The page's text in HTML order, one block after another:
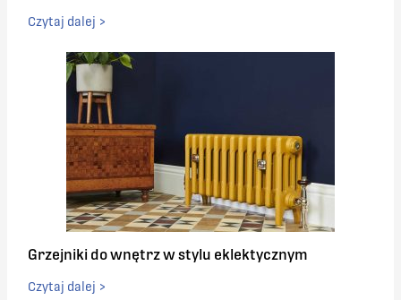
Czytaj dalej >
Grzejniki do wnętrz w stylu eklektycznym
Czytaj dalej >